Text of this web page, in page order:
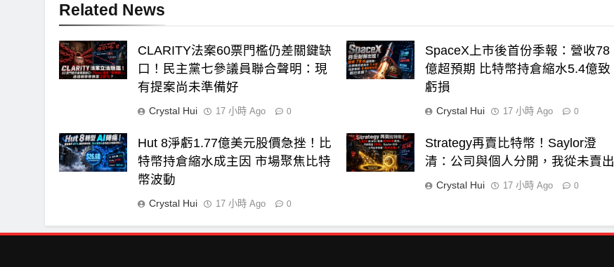
Related News
CLARITY法案60票門檻仍差關鍵缺
口！民主黨七參議員聯合聲明：現
有提案尚未準備好
Crystal Hui 17 小時 Ago 0
SpaceX上市後首份季報：營收78
億超預期 比特幣持倉縮水5.4億致
虧損
Crystal Hui 17 小時 Ago 0
Hut 8淨虧1.77億美元股價急挫！比
特幣持倉縮水成主因 市場聚焦比特
幣波動
Crystal Hui 17 小時 Ago 0
Strategy再賣比特幣！Saylor澄
清：公司與個人分開，我從未賣出
Crystal Hui 17 小時 Ago 0